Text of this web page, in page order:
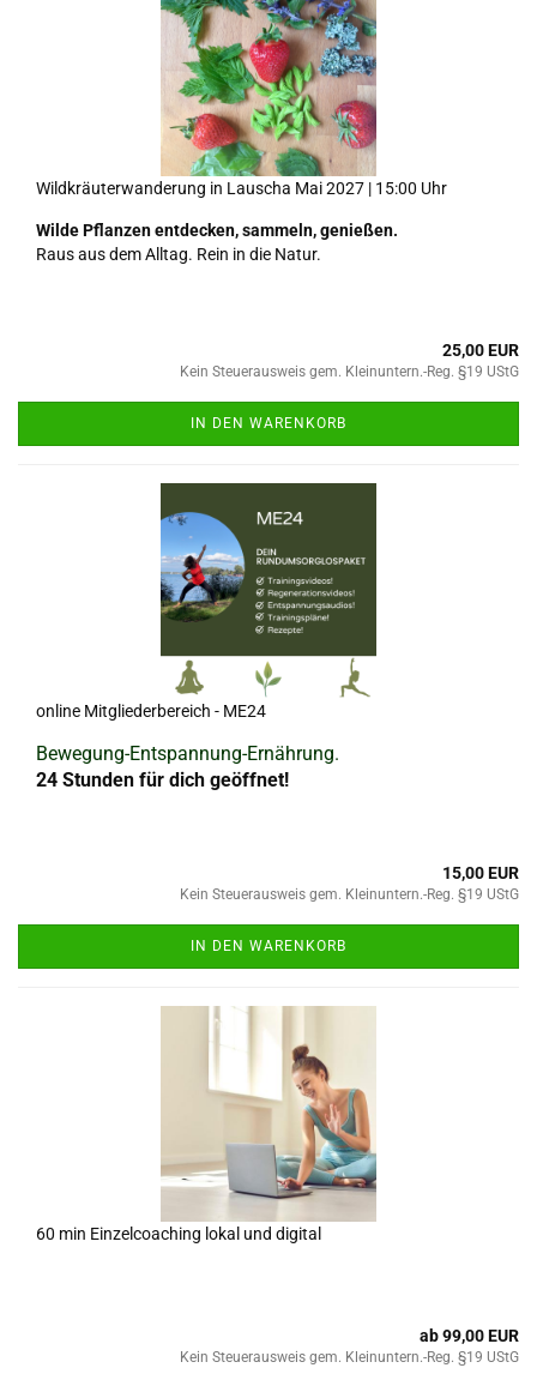
Wildkräuterwanderung in Lauscha Mai 2027 | 15:00 Uhr
Wilde Pflanzen entdecken, sammeln, genießen.
Raus aus dem Alltag. Rein in die Natur.
25,00 EUR
Kein Steuerausweis gem. Kleinuntern.-Reg. §19 UStG
IN DEN WARENKORB
online Mitgliederbereich - ME24
Bewegung-Entspannung-Ernährung.
24 Stunden für dich geöffnet!
15,00 EUR
Kein Steuerausweis gem. Kleinuntern.-Reg. §19 UStG
IN DEN WARENKORB
60 min Einzelcoaching lokal und digital
ab 99,00 EUR
Kein Steuerausweis gem. Kleinuntern.-Reg. §19 UStG